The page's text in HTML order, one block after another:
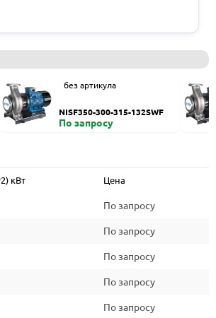
без артикула
NISF350-300-315-132SWF
По запросу
кВт Цена
По запросу
По запросу
По запросу
По запросу
По запросу